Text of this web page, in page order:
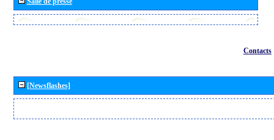
Contacts
[Newsflashes]